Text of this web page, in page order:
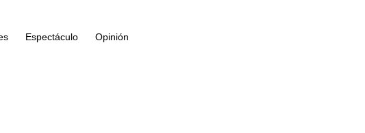
Espectáculo Opinión